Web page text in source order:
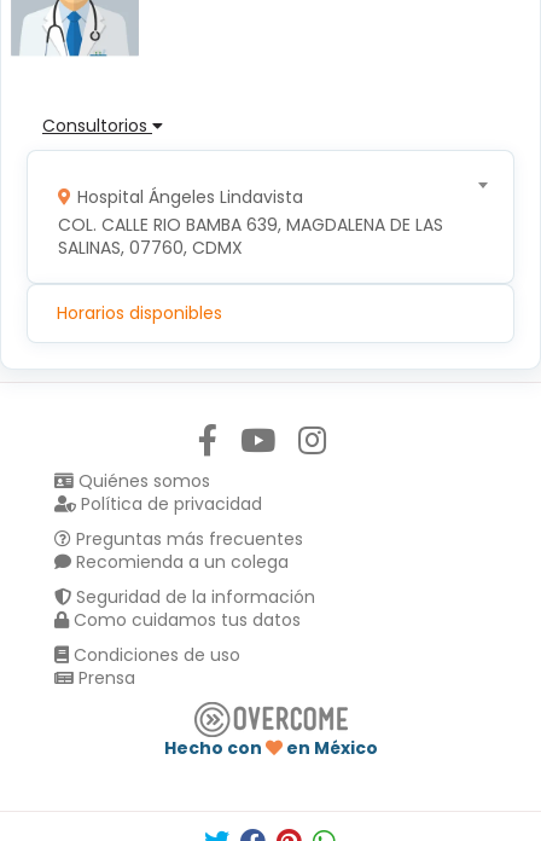
Consultorios
Hospital Ángeles Lindavista
COL. CALLE RIO BAMBA 639, MAGDALENA DE LAS
SALINAS, 07760, CDMX
Horarios disponibles
Quiénes somos
Política de privacidad
Preguntas más frecuentes
Recomienda a un colega
Seguridad de la información
Como cuidamos tus datos
Condiciones de uso
Prensa
Hecho con
en México